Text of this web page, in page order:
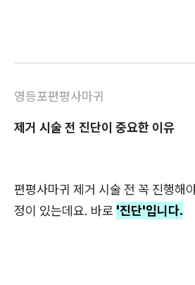
영등포편평사마귀
제거 시술 전 진단이 중요한 이유
편평사마귀 제거 시술 전 꼭 진행해
정이 있는데요. 바로 '진단'입니다.